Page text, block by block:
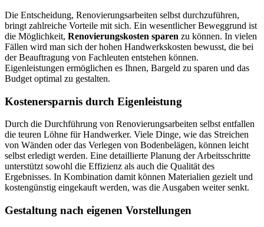
Die Entscheidung, Renovierungsarbeiten selbst durchzuführen,
bringt zahlreiche Vorteile mit sich. Ein wesentlicher Beweggrund ist
die Möglichkeit, Renovierungskosten sparen zu können. In vielen
Fällen wird man sich der hohen Handwerkskosten bewusst, die bei
der Beauftragung von Fachleuten entstehen können.
Eigenleistungen ermöglichen es Ihnen, Bargeld zu sparen und das
Budget optimal zu gestalten.
Kostenersparnis durch Eigenleistung
Durch die Durchführung von Renovierungsarbeiten selbst entfallen
die teuren Löhne für Handwerker. Viele Dinge, wie das Streichen
von Wänden oder das Verlegen von Bodenbelägen, können leicht
selbst erledigt werden. Eine detaillierte Planung der Arbeitsschritte
unterstützt sowohl die Effizienz als auch die Qualität des
Ergebnisses. In Kombination damit können Materialien gezielt und
kostengünstig eingekauft werden, was die Ausgaben weiter senkt.
Gestaltung nach eigenen Vorstellungen